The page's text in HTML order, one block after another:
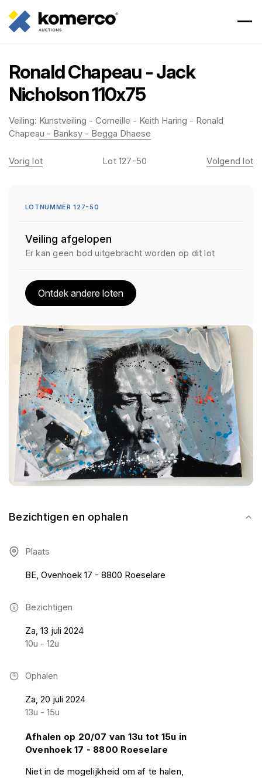
Ronald Chapeau - Jack
Nicholson 110x75
Veiling: Kunstveiling - Corneille - Keith Haring - Ronald
Chapeau - Banksy - Begga Dhaese
Bezichtigen en ophalen
Plaats
BE, Ovenhoek 17 - 8800 Roeselare
Bezichtigen
Za, 13 juli 2024
10u - 12u
Ophalen
Za, 20 juli 2024
13u - 15u
Afhalen op 20/07 van 13u tot 15u in
Ovenhoek 17 - 8800 Roeselare
Niet in de mogelijkheid om af te halen,
Vorig lot Lot 127-50 Volgend lot
LOTNUMMER 127-50
Veiling afgelopen
Er kan geen bod uitgebracht worden op dit lot
Ontdek andere loten